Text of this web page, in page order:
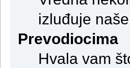
izluđuje
Prevodiocima
Hvala vam